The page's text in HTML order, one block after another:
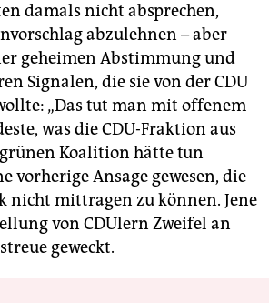
damals nicht absprechen,
abzulehnen – aber
geheimen Abstimmung und
Signalen, die sie von der CDU
„Das tut man mit offenem
was die CDU-Fraktion aus
Koalition hätte tun
vorherige Ansage gewesen, die
nicht mittragen zu können. Jene
von CDUlern Zweifel an
geweckt.